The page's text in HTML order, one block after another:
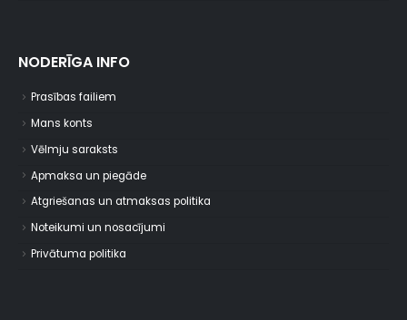
NODERĪGA INFO
Prasības failiem
Mans konts
Vēlmju saraksts
Apmaksa un piegāde
Atgriešanas un atmaksas politika
Noteikumi un nosacījumi
Privātuma politika